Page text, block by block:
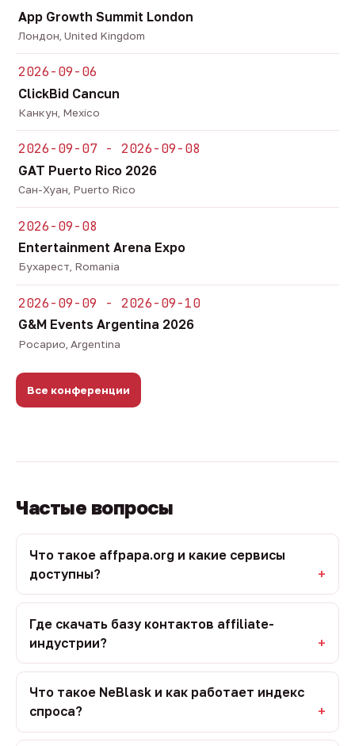
App Growth Summit London
Лондон, United Kingdom
2026-09-06
ClickBid Cancun
Канкун, Mexico
2026-09-07 - 2026-09-08
GAT Puerto Rico 2026
Сан-Хуан, Puerto Rico
2026-09-08
Entertainment Arena Expo
Бухарест, Romania
2026-09-09 - 2026-09-10
G&M Events Argentina 2026
Росарио, Argentina
Все конференции
Частые вопросы
Что такое affpapa.org и какие сервисы
доступны?
Где скачать базу контактов affiliate-
индустрии?
Что такое NeBlask и как работает индекс
спроса?